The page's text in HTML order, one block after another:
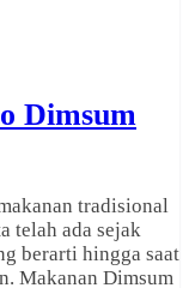
Dimsum
tradisional
telah ada sejak
berarti hingga saat
Makanan Dimsum